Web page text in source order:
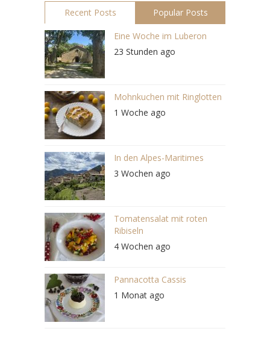
Recent Posts Popular Posts
Eine Woche im Luberon
23 Stunden ago
Mohnkuchen mit Ringlotten
1 Woche ago
In den Alpes-Maritimes
3 Wochen ago
Tomatensalat mit roten
Ribiseln
4 Wochen ago
Pannacotta Cassis
1 Monat ago